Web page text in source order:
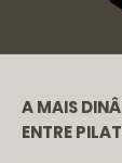
A MAIS
ENTRE